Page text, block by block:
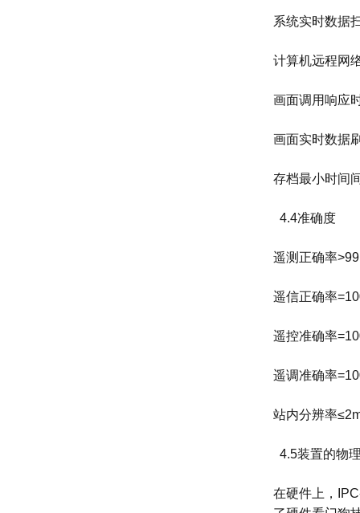
系统实时数据
计算机远程网
画面调用响应
画面实时数据
存档最小时间
4.4准确度
遥测正确率
遥信正确率
遥控准确率
遥调准确率
站内分辨率
4.5装置的物
在硬件上，